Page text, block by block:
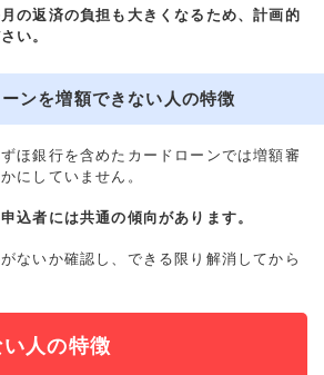
の返済の負担も大きくなるため、計画的
い。
ンを増額できない人の特徴
ほ銀行を含めたカードローンでは増額審
にしていません。
込者には共通の傾向があります。
ないか確認し、できる限り解消してから
人の特徴